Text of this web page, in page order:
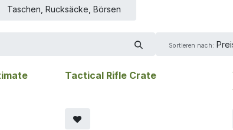
Taschen, Rucksäcke, Börsen
Sortieren nach:
Tactical Rifle Crate